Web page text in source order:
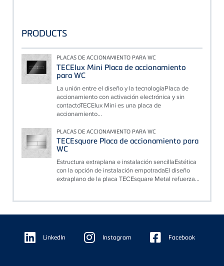
PRODUCTS
PLACAS DE ACCIONAMIENTO PARA WC
TECElux Mini Placa de accionamiento
para WC
La unión entre el diseño y la tecnologíaPlaca de
accionamiento con activación electrónica y sin
contactoTECElux Mini es una placa de
accionamiento...
PLACAS DE ACCIONAMIENTO PARA WC
TECEsquare Placa de accionamiento para
WC
Estructura extraplana e instalación sencillaEstética
con la opción de instalación empotradaEl diseño
extraplano de la placa TECEsquare Metal refuerza...
Floating
Sidebar LinkedIn Instagram Facebook